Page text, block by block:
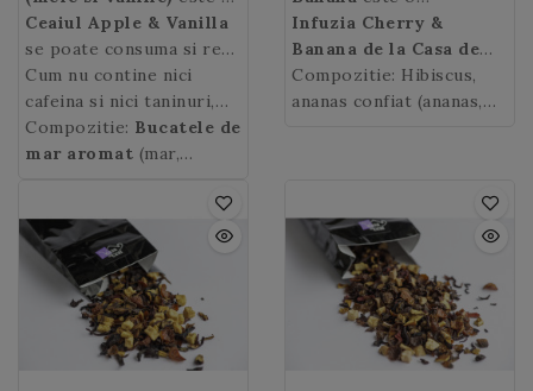
ceai cu care te incalzesti
in serile racoroase,
combate stresul si
stimuleaza sistemul
imunitar. Parfumul fin al
bucatilor de mar cu
Ceaiul Apple & Vanilla
se poate consuma si rece
(Ice Tea), iar fructele se
pot savura dupa infuzie.
Cum nu contine nici
cafeina si nici taninuri,
este perfect pentru toti
membrii familiei mici si
Compozitie: Bucatele de
mar aromat (mar,
bucatele de mar
(15%),
aroma.
combinatie uimitoare de
fructe pentru infuzat 5
pana la 10 minute:
hibiscus, ananas, stafide,
savurata fierbinte sau
rece (ice tea sau
mocktail).
Infuzia Cherry &
Banana de la Casa de
ceaieste foarte
apreciata de copii mai
Compozitie: Hibiscus,
ananas confiat (ananas,
(banana,
ulei de cocos, zahar din
trestie, aroma) (8.5%),
cirese confiate(cirese,
zahar, ulei de floarea-
soarelui) (8.5%), aroma
de cirese si banane